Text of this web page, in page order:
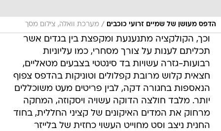
הדפס מעושן של שמיים זרועי כוכבים / מערכת וואלה, צילום מסך
וכך, הקולקציה מתנענעת ומקפצת בין בגדים אשר
תכליתם לענות על צורך מסחרי, כמו עליוניות
רבועות-גזרה עשויות בד סינטטי בצבעים מטאליים,
חצאית קלוש מרובת קפלולים וטוניקות בהדפס צפוף
הנאספות בחגורה דקה, לבין פריטים מעט משוכללים
יותר. מלבד חולצה הדוקה עשויה ויסקוזה, המחקה
מרחוק את המדים האיקונים של קציני החללית, בחוד
החנית ניצב וסט מחוייט העשוי כחזית של בלייזר